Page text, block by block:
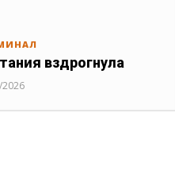
вздрогнула